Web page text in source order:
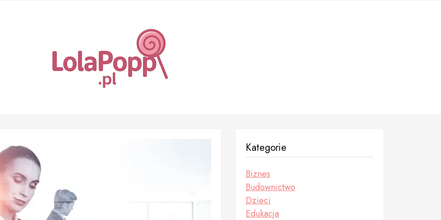
Kategorie
Biznes
Budownictwo
Dzieci
Edukacja